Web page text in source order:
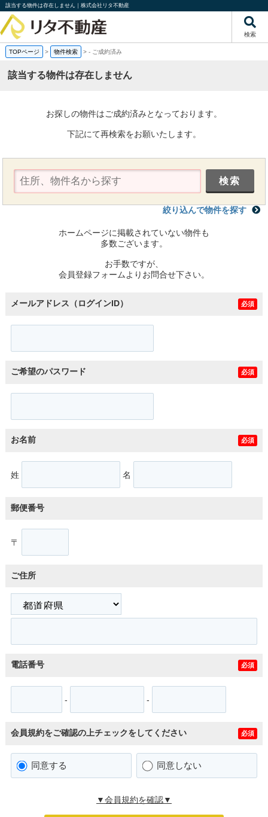
該当する物件は存在しません｜株式会社リタ不動産
検索
TOPページ > 物件検索 >- ご成約済み
該当する物件は存在しません
お探しの物件はご成約済みとなっております。
下記にて再検索をお願いたします。
絞り込んで物件を探す
ホームページに掲載されていない物件も
多数ございます。
お手数ですが、
会員登録フォームよりお問合せ下さい。
メールアドレス（ログインID） 必須
ご希望のパスワード 必須
お名前 必須
姓 名
郵便番号
〒
ご住所
電話番号 必須
- -
会員規約をご確認の上チェックをしてください 必須
同意する 同意しない
▼会員規約を確認▼